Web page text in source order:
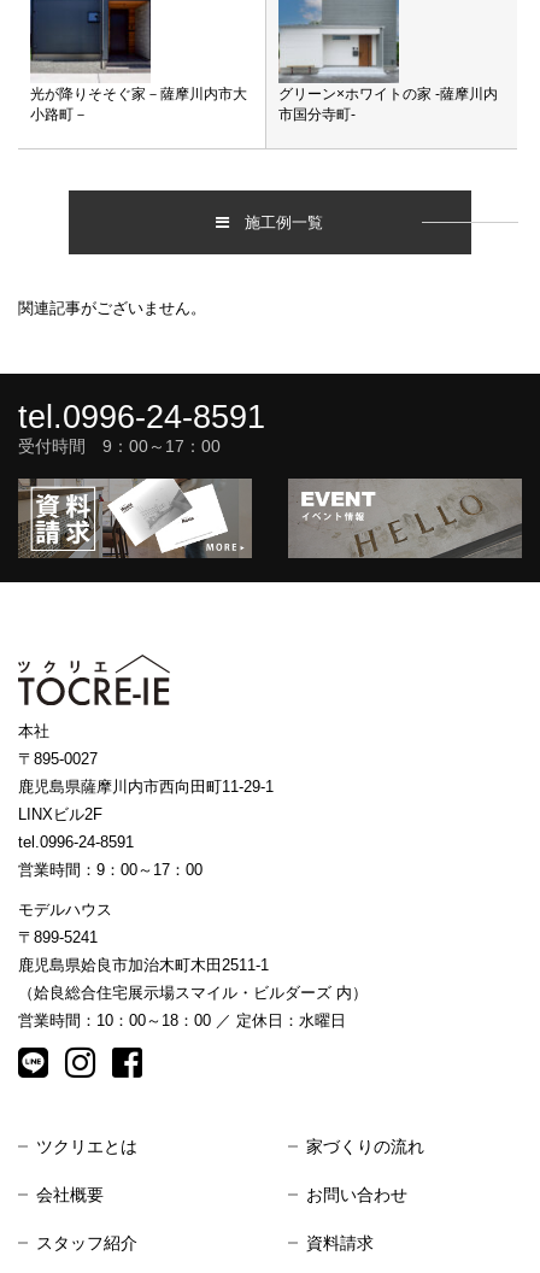
光が降りそそぐ家－薩摩川内市大
小路町－
グリーン×ホワイトの家 ‐薩摩川内
市国分寺町‐
施工例一覧
関連記事がございません。
tel.0996-24-8591
受付時間 9：00～17：00
本社
〒895-0027
鹿児島県薩摩川内市西向田町11-29-1
LINXビル2F
tel.0996-24-8591
営業時間：9：00～17：00
モデルハウス
〒899-5241
鹿児島県姶良市加治木町木田2511-1
（姶良総合住宅展示場スマイル・ビルダーズ 内）
営業時間：10：00～18：00 ／ 定休日：水曜日
ツクリエとは
会社概要
スタッフ紹介
家づくりの流れ
お問い合わせ
資料請求